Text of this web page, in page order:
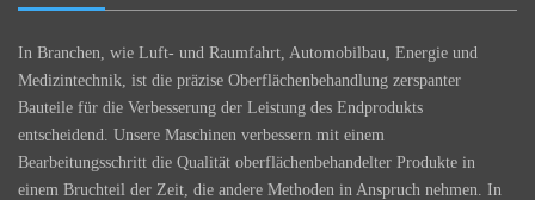
In Branchen, wie Luft- und Raumfahrt, Automobilbau, Energie und
Medizintechnik, ist die präzise Oberflächenbehandlung zerspanter
Bauteile für die Verbesserung der Leistung des Endprodukts
entscheidend. Unsere Maschinen verbessern mit einem
Bearbeitungsschritt die Qualität oberflächenbehandelter Produkte in
einem Bruchteil der Zeit, die andere Methoden in Anspruch nehmen. In